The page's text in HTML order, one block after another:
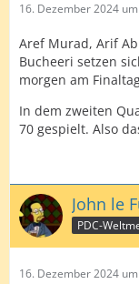
16. Dezember 2024
Aref Murad, Arif
Bucheeri setzen
morgen am
In dem zweiten
70 gespielt. Also
John le
PDC-
16. Dezember 2024